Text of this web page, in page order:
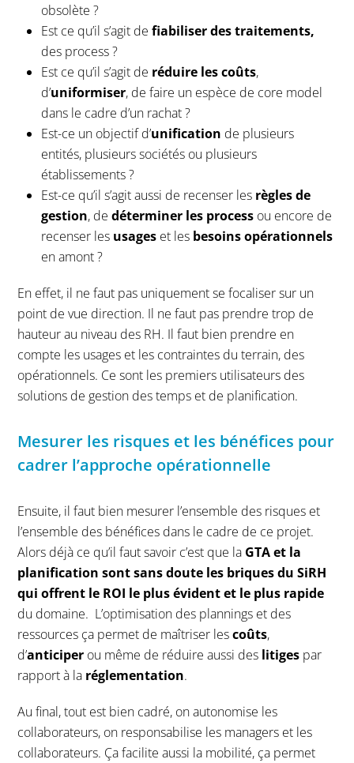
obsolète ?
Est ce qu’il s’agit defiabiliser des traitements,
des process ?
Est ce qu’il s’agit de réduire les coûts,
d’uniformiser, de faire un espèce de core model
dans le cadre d’un rachat ?
Est-ce un objectif d’unification de plusieurs
entités, plusieurs sociétés ou plusieurs
établissements ?
Est-ce qu’il s’agit aussi de recenser les règles de
gestion, dedéterminer les process ou encore de
recenser les usages et les besoins opérationnels
en amont ?
En effet, il ne faut pas uniquement se focaliser sur un
point de vue direction. Il ne faut pas prendre trop de
hauteur au niveau des RH. Il faut bien prendre en
compte les usages et les contraintes du terrain, des
opérationnels. Ce sont les premiers utilisateurs des
solutions de gestion des temps et de planification.
Mesurer les risques et les bénéfices pour
cadrer l’approche opérationnelle
Ensuite, il faut bien mesurer l’ensemble des risques et
l’ensemble des bénéfices dans le cadre de ce projet.
Alors déjà ce qu’il faut savoir c’est que la GTA et la
planification sont sans doute les briques du SiRH
qui offrent le ROI le plus évident et le plus rapide
du domaine. L’optimisation des plannings et des
ressources ça permet de maîtriser lescoûts,
d’anticiper ou même de réduire aussi des litiges par
rapport à la réglementation.
Au final, tout est bien cadré, on autonomise les
collaborateurs, on responsabilise les managers et les
collaborateurs. Ça facilite aussi la mobilité, ça permet